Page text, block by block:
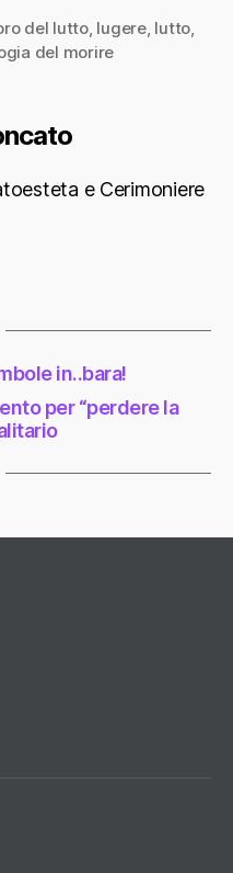
del lutto, lugere, lutto,
del morire
e Cerimoniere
in..bara!
per “perdere la